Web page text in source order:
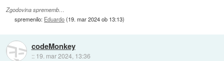
Zgodovina sprememb…
spremenilo: Eduardo(19. mar 2024 ob 13:13)
codeMonkey
:: 19. mar 2024, 13:36